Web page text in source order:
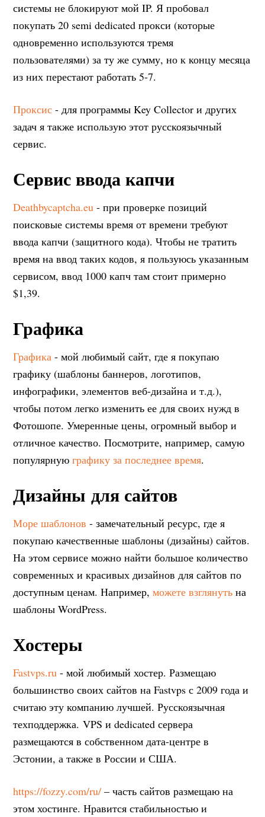
системы не блокируют мой IP. Я пробовал
покупать 20 semi dedicated прокси (которые
одновременно используются тремя
пользователями) за ту же сумму, но к концу месяца
из них перестают работать 5-7.
Проксис - для программы Key Collector и других
задач я также использую этот русскоязычный
сервис.
Сервис ввода капчи
Deathbycaptcha.eu - при проверке позиций
поисковые системы время от времени требуют
ввода капчи (защитного кода). Чтобы не тратить
время на ввод таких кодов, я пользуюсь указанным
сервисом, ввод 1000 капч там стоит примерно
$1,39.
Графика
Графика - мой любимый сайт, где я покупаю
графику (шаблоны баннеров, логотипов,
инфографики, элементов веб-дизайна и т.д.),
чтобы потом легко изменить ее для своих нужд в
Фотошопе. Умеренные цены, огромный выбор и
отличное качество. Посмотрите, например, самую
популярнуюграфику за последнее время.
Дизайны для сайтов
Море шаблонов - замечательный ресурс, где я
покупаю качественные шаблоны (дизайны) сайтов.
На этом сервисе можно найти большое количество
современных и красивых дизайнов для сайтов по
доступным ценам. Например,можете взглянуть на
шаблоны WordPress.
Хостеры
Fastvps.ru - мой любимый хостер. Размещаю
большинство своих сайтов на Fastvps с 2009 года и
считаю эту компанию лучшей. Русскоязычная
техподдержка. VPS и dedicated сервера
размещаются в собственном дата-центре в
Эстонии, а также в России и США.
https://fozzy.com/ru/ – часть сайтов размещаю на
этом хостинге. Нравится стабильностью и